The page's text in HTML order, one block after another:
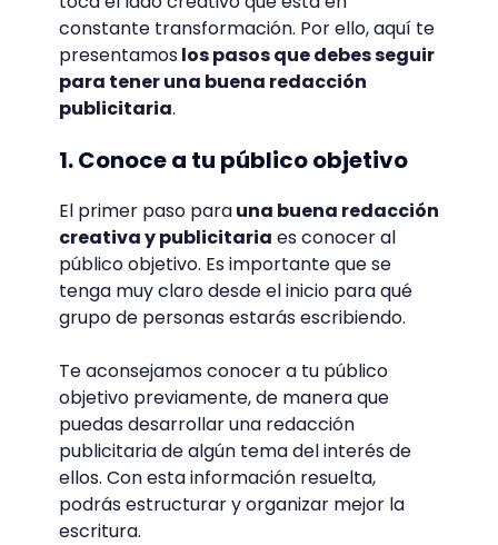
constante transformación. Por ello, aquí te
presentamoslos pasos que debes seguir
para tener una buena redacción
publicitaria.
1. Conoce a tu público objetivo
El primer paso parauna buena redacción
creativa y publicitaria es conocer al
público objetivo. Es importante que se
tenga muy claro desde el inicio para qué
grupo de personas estarás escribiendo.
Te aconsejamos conocer a tu público
objetivo previamente, de manera que
puedas desarrollar una redacción
publicitaria de algún tema del interés de
ellos. Con esta información resuelta,
podrás estructurar y organizar mejor la
escritura.